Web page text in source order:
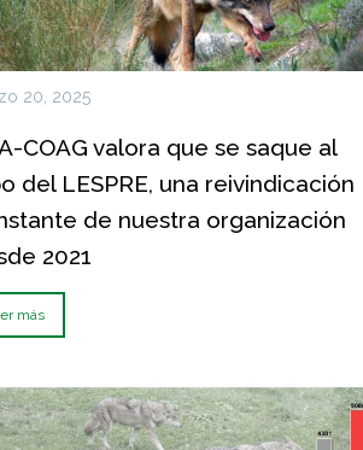
20, 2025
COAG valora que se saque al
del LESPRE, una reivindicación
de nuestra organización
2021
más